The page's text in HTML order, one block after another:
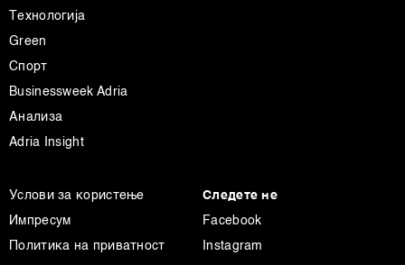
Технологија
Green
Спорт
Businessweek Adria
Анализа
Adria Insight
Услови за користење
Импресум
Политика на приватност
Следете не
Facebook
Instagram